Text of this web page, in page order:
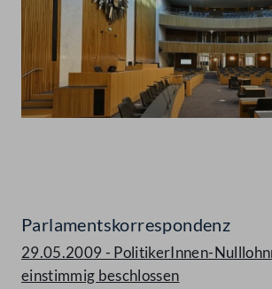
Parlamentskorrespondenz
29.05.2009 - PolitikerInnen-
einstimmig beschlossen